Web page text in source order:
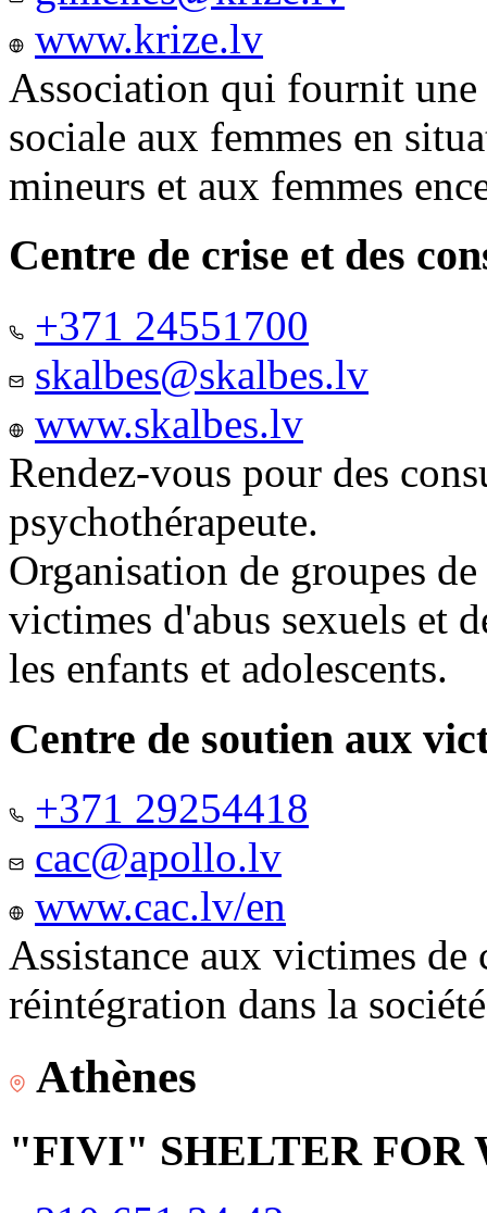
www.krize.lv
Association qui fournit une
sociale aux femmes en
mineurs et aux femmes
Centre de crise et des
+371 24551700
skalbes@skalbes.lv
www.skalbes.lv
Rendez-vous pour des
psychothérapeute.
Organisation de groupes
victimes d'abus sexuels et
les enfants et adolescents.
Centre de soutien aux
+371 29254418
cac@apollo.lv
www.cac.lv/en
Assistance aux victimes
réintégration dans la
Athènes
"FIVI" SHELTER FOR